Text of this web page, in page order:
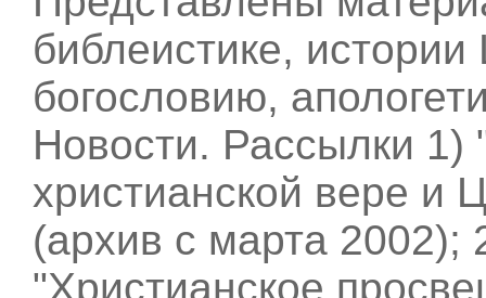
библеистике, истории
богословию,
Новости. Рассылки
христианской вере и
(архив с марта 2002);
"Христианское